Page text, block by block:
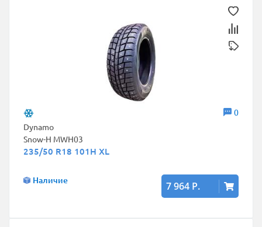
0
Dynamo
Snow-H MWH03
235/50 R18 101H XL
Наличие 7 964 Р.